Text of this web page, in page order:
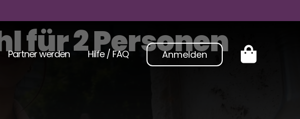
Partner werden Hilfe / FAQ Anmelden
für 2 Personen